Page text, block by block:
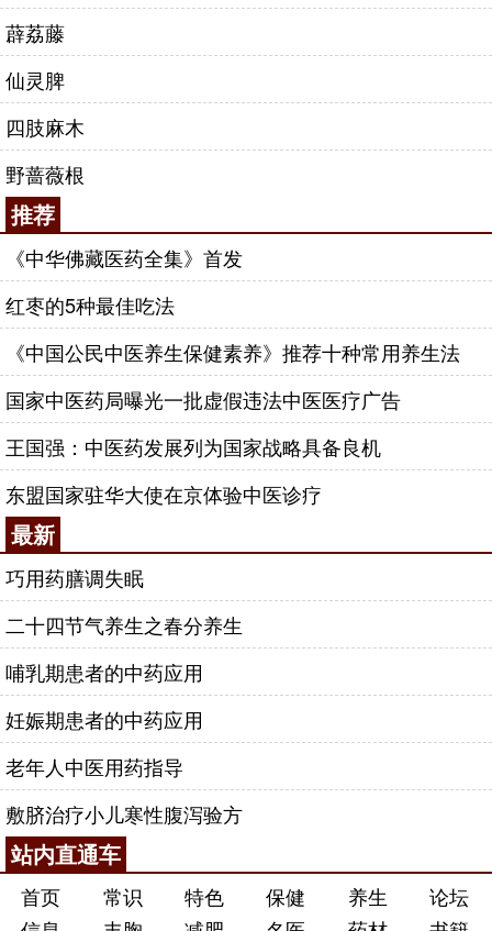
薜荔藤
仙灵脾
四肢麻木
野蔷薇根
推荐
《中华佛藏医药全集》首发
红枣的5种最佳吃法
《中国公民中医养生保健素养》推荐十种常用养生法
国家中医药局曝光一批虚假违法中医医疗广告
王国强：中医药发展列为国家战略具备良机
东盟国家驻华大使在京体验中医诊疗
最新
巧用药膳调失眠
二十四节气养生之春分养生
哺乳期患者的中药应用
妊娠期患者的中药应用
老年人中医用药指导
敷脐治疗小儿寒性腹泻验方
站内直通车
首页 常识 特色 保健 养生
论坛